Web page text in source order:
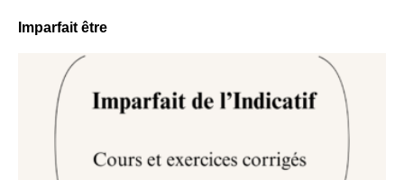
Imparfait être